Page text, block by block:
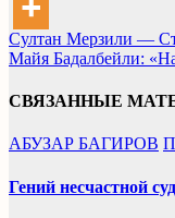
Навигация
по
записям
Султан Мерзили —
Майя Бадалбейли:
СВЯЗАННЫЕ
АБУЗАР БАГИРОВ
Гений несчастной